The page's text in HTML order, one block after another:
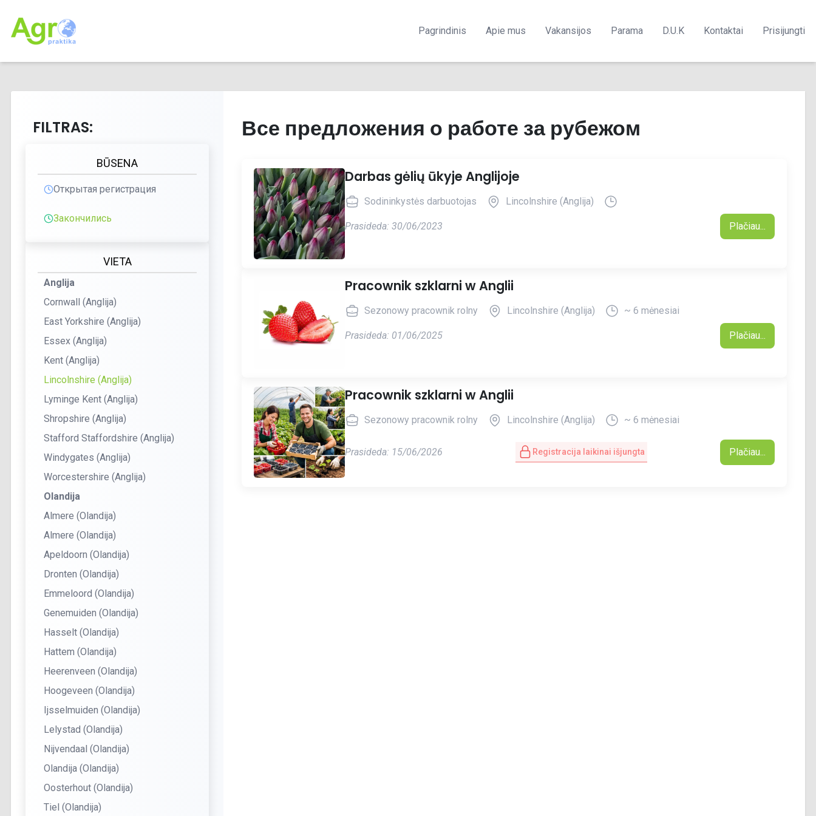
Pagrindinis Apie mus Vakansijos Parama D.U.K Kontaktai Prisijungti
FILTRAS:
BŪSENA
Открытая регистрация
Закончились
VIETA
Anglija
Cornwall (Anglija)
East Yorkshire (Anglija)
Essex (Anglija)
Kent (Anglija)
Lincolnshire (Anglija)
Lyminge Kent (Anglija)
Shropshire (Anglija)
Stafford Staffordshire (Anglija)
Windygates (Anglija)
Worcestershire (Anglija)
Olandija
Almere (Olandija)
Almere (Olandija)
Apeldoorn (Olandija)
Dronten (Olandija)
Emmeloord (Olandija)
Genemuiden (Olandija)
Hasselt (Olandija)
Hattem (Olandija)
Heerenveen (Olandija)
Hoogeveen (Olandija)
Ijsselmuiden (Olandija)
Lelystad (Olandija)
Nijvendaal (Olandija)
Olandija (Olandija)
Oosterhout (Olandija)
Tiel (Olandija)
Все предложения о работе за рубежом
Darbas gėlių ūkyje Anglijoje
Sodininkystės darbuotojas Lincolnshire (Anglija)
Prasideda: 30/06/2023 Plačiau...
Pracownik szklarni w Anglii
Sezonowy pracownik rolny Lincolnshire (Anglija) ~ 6 mėnesiai
Prasideda: 01/06/2025 Plačiau...
Pracownik szklarni w Anglii
Sezonowy pracownik rolny Lincolnshire (Anglija) ~ 6 mėnesiai
Prasideda: 15/06/2026 Registracija laikinai išjungta Plačiau...